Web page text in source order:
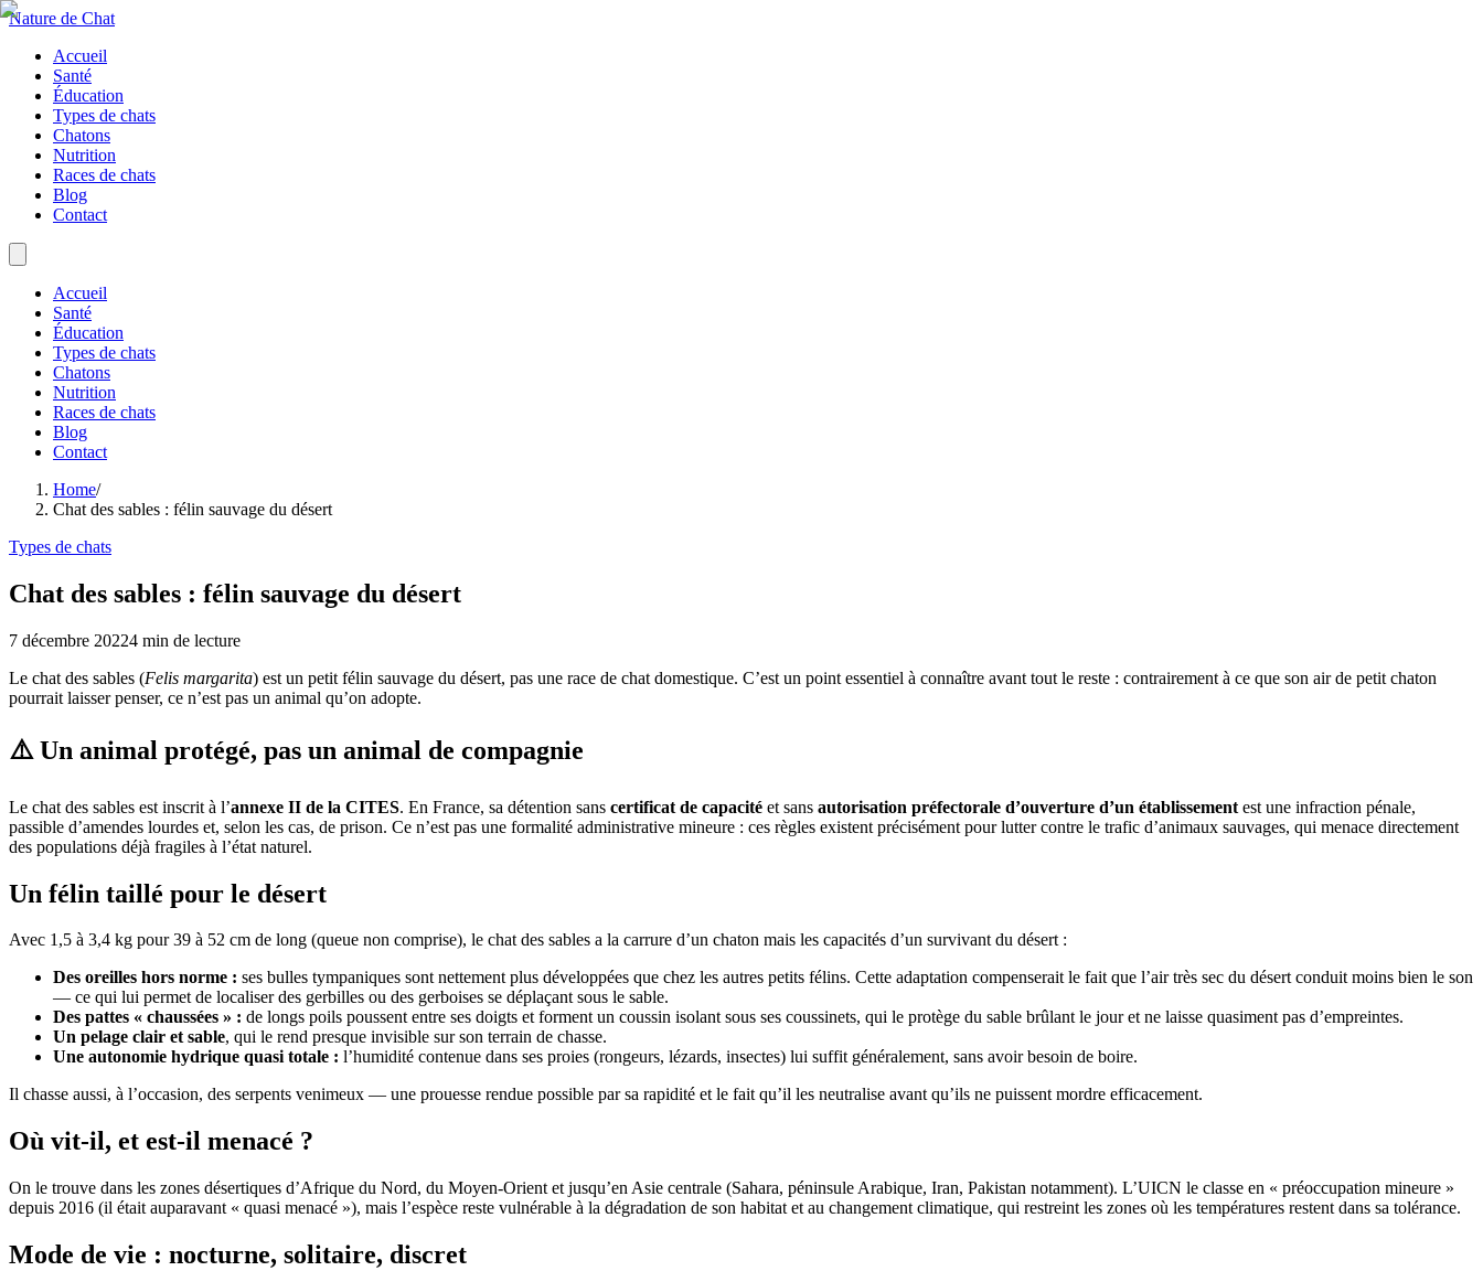
Nature de Chat
Accueil
Santé
Éducation
Types de chats
Chatons
Nutrition
Races de chats
Blog
Contact
Accueil
Santé
Éducation
Types de chats
Chatons
Nutrition
Races de chats
Blog
Contact
Home/
Chat des sables : félin sauvage du désert
Types de chats
Chat des sables : félin sauvage du désert
7 décembre 20224 min de lecture
Le chat des sables (Felis margarita) est un petit félin sauvage du désert, pas une race de chat domestique. C’est un point essentiel à connaître avant tout le reste : contrairement à ce que son air de petit chaton
pourrait laisser penser, ce n’est pas un animal qu’on adopte.
⚠️ Un animal protégé, pas un animal de compagnie
Le chat des sables est inscrit à l’annexe II de la CITES. En France, sa détention sans certificat de capacité et sans autorisation préfectorale d’ouverture d’un établissement est une infraction pénale,
passible d’amendes lourdes et, selon les cas, de prison. Ce n’est pas une formalité administrative mineure : ces règles existent précisément pour lutter contre le trafic d’animaux sauvages, qui menace directement
des populations déjà fragiles à l’état naturel.
Un félin taillé pour le désert
Avec 1,5 à 3,4 kg pour 39 à 52 cm de long (queue non comprise), le chat des sables a la carrure d’un chaton mais les capacités d’un survivant du désert :
Des oreilles hors norme : ses bulles tympaniques sont nettement plus développées que chez les autres petits félins. Cette adaptation compenserait le fait que l’air très sec du désert conduit moins bien le son
— ce qui lui permet de localiser des gerbilles ou des gerboises se déplaçant sous le sable.
Des pattes « chaussées » : de longs poils poussent entre ses doigts et forment un coussin isolant sous ses coussinets, qui le protège du sable brûlant le jour et ne laisse quasiment pas d’empreintes.
Un pelage clair et sable, qui le rend presque invisible sur son terrain de chasse.
Une autonomie hydrique quasi totale : l’humidité contenue dans ses proies (rongeurs, lézards, insectes) lui suffit généralement, sans avoir besoin de boire.
Il chasse aussi, à l’occasion, des serpents venimeux — une prouesse rendue possible par sa rapidité et le fait qu’il les neutralise avant qu’ils ne puissent mordre efficacement.
Où vit-il, et est-il menacé ?
On le trouve dans les zones désertiques d’Afrique du Nord, du Moyen-Orient et jusqu’en Asie centrale (Sahara, péninsule Arabique, Iran, Pakistan notamment). L’UICN le classe en « préoccupation mineure »
depuis 2016 (il était auparavant « quasi menacé »), mais l’espèce reste vulnérable à la dégradation de son habitat et au changement climatique, qui restreint les zones où les températures restent dans sa tolérance.
Mode de vie : nocturne, solitaire, discret